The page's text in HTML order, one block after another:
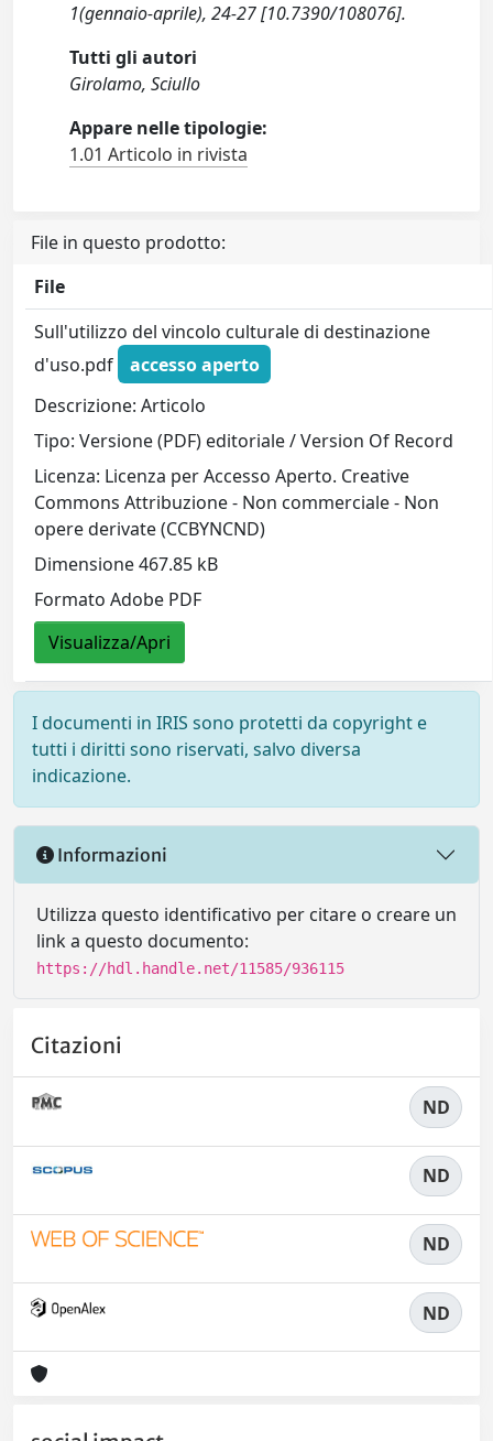
1(gennaio-aprile), 24-27 [10.7390/108076].
Tutti gli autori
Girolamo, Sciullo
Appare nelle tipologie:
1.01 Articolo in rivista
File in questo prodotto:
File
Sull'utilizzo del vincolo culturale di destinazione
d'uso.pdf
accesso aperto
Descrizione: Articolo
Tipo: Versione (PDF) editoriale / Version Of Record
Licenza: Licenza per Accesso Aperto. Creative
Commons Attribuzione - Non commerciale - Non
opere derivate (CCBYNCND)
Dimensione 467.85 kB
Formato Adobe PDF
Visualizza/Apri
I documenti in IRIS sono protetti da copyright e
tutti i diritti sono riservati, salvo diversa
indicazione.
Informazioni
Utilizza questo identificativo per citare o creare un
link a questo documento:
https://hdl.handle.net/11585/936115
Citazioni
ND
ND
ND
ND